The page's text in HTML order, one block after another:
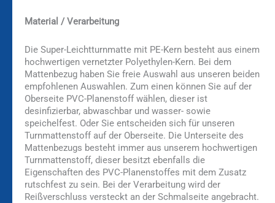
Material / Verarbeitung
Die Super-Leichtturnmatte mit PE-Kern besteht aus einem
hochwertigen vernetzter Polyethylen-Kern. Bei dem
Mattenbezug haben Sie freie Auswahl aus unseren beiden
empfohlenen Auswahlen. Zum einen können Sie auf der
Oberseite PVC-Planenstoff wählen, dieser ist
desinfizierbar, abwaschbar und wasser- sowie
speichelfest. Oder Sie entscheiden sich für unseren
Turnmattenstoff auf der Oberseite. Die Unterseite des
Mattenbezugs besteht immer aus unserem hochwertigen
Turnmattenstoff, dieser besitzt ebenfalls die
Eigenschaften des PVC-Planenstoffes mit dem Zusatz
rutschfest zu sein. Bei der Verarbeitung wird der
Reißverschluss versteckt an der Schmalseite angebracht.